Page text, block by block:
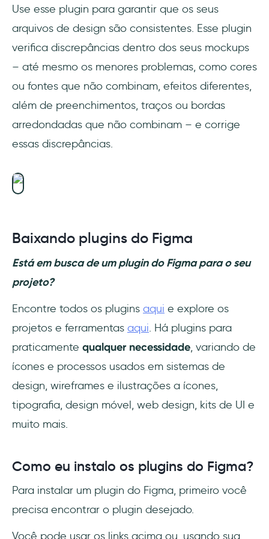
Use esse plugin para garantir que os seus
arquivos de design são consistentes. Esse plugin
verifica discrepâncias dentro dos seus mockups
– até mesmo os menores problemas, como cores
ou fontes que não combinam, efeitos diferentes,
além de preenchimentos, traços ou bordas
arredondadas que não combinam – e corrige
essas discrepâncias.
Baixando plugins do Figma
Está em busca de um plugin do Figma para o seu
projeto?
Encontre todos os plugins aqui e explore os
projetos e ferramentas aqui. Há plugins para
praticamente qualquer necessidade, variando de
ícones e processos usados em sistemas de
design, wireframes e ilustrações a ícones,
tipografia, design móvel, web design, kits de UI e
muito mais.
Como eu instalo os plugins do Figma?
Para instalar um plugin do Figma, primeiro você
precisa encontrar o plugin desejado.
Você pode usar os links acima ou, usando sua